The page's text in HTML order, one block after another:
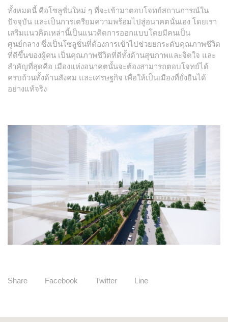
ทั้งหมดนี้ คือโซลูชั่นใหม่ ๆ ที่จะเข้ามาตอบโจทย์สถานการณ์ใน
ปัจจุบัน และเป็นการเตรียมความพร้อมไปสู่อนาคตนั่นเอง โดยเรา
เสริมแนวคิดเหล่านี้เป็นแนวคิดการออกแบบโดยมีคนเป็น
ศูนย์กลาง ซึ่งเป็นโซลูชั่นที่ต้องการเข้าไปช่วยยกระดับคุณภาพชีวิต
ที่ดีขึ้นของผู้คน เป็นคุณภาพชีวิตที่ดีทั้งด้านสุขภาพและจิตใจ และ
สำคัญที่สุดคือ เมืองแห่งอนาคตนั้นจะต้องสามารถตอบโจทย์ได้
ครบถ้วนทั้งด้านสังคม และเศรษฐกิจ เพื่อให้เป็นเมืองที่ยั่งยืนได้
อย่างแท้จริง
Share Facebook Twitter Line